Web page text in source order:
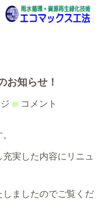
お知らせ！
コメント
実した内容にリニュ
ましたのでご覧くだ